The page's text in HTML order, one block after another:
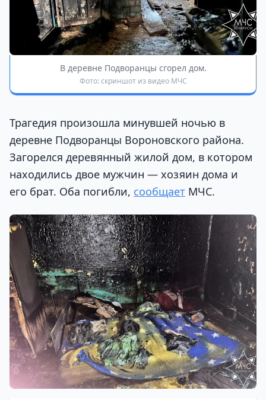
В деревне Подворанцы сгорел дом.
Фото: скриншот из видео МЧС
Трагедия произошла минувшей ночью в
деревне Подворанцы Вороновского района.
Загорелся деревянный жилой дом, в котором
находились двое мужчин — хозяин дома и
его брат. Оба погибли, сообщает МЧС.